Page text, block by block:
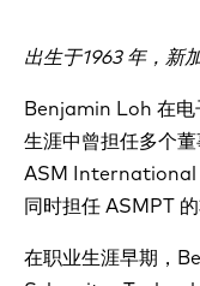
出生于1963 年，新
Benjamin Loh 在电
生涯中曾担任多个
ASM International
同时担任 ASMPT 的
在职业生涯早期，